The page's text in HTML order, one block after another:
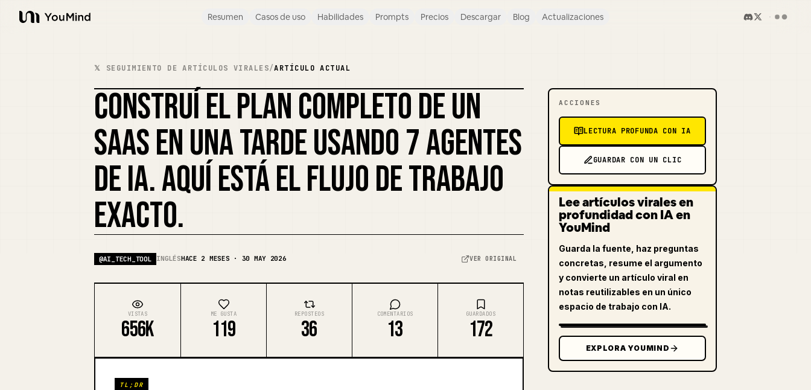
YouMind
Resumen Casos de uso Habilidades Prompts Precios Descargar Blog Actualizaciones
𝕏 SEGUIMIENTO DE ARTÍCULOS VIRALES/ARTÍCULO ACTUAL
REMEZCLAR PORTADA
CONSTRUÍ EL PLAN COMPLETO DE UN
SAAS EN UNA TARDE USANDO 7 AGENTES
DE IA. AQUÍ ESTÁ EL FLUJO DE TRABAJO
EXACTO.
@AI_TECH_TOOL INGLÉSHACE 2 MESES · 30 MAY 2026 VER ORIGINAL
VISTAS
656K
ME GUSTA
119
REPOSTEOS
36
COMENTARIOS
13
GUARDADOS
172
TL;DR
ACCIONES
LECTURA PROFUNDA CON IA
GUARDAR CON UN CLIC
Lee artículos virales en
profundidad con IA en
YouMind
Guarda la fuente, haz preguntas
concretas, resume el argumento
y convierte un artículo viral en
notas reutilizables en un único
espacio de trabajo con IA.
EXPLORA YOUMIND